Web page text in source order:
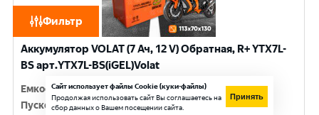
Фильтр
Аккумулятор VOLAT (7 Ач, 12 V) Обратная, R+ YTX7L-
BS арт.YTX7L-BS(iGEL)Volat
Емкость:7 Ач
Пусковой ток:100 A
Сайт использует файлы Cookie (куки-файлы)
Продолжая использовать сайт Вы соглашаетесь на
сбор данных о Вашем посещении сайта.
Принять